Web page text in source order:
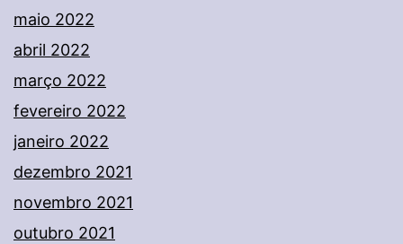
maio 2022
abril 2022
março 2022
fevereiro 2022
janeiro 2022
dezembro 2021
novembro 2021
outubro 2021